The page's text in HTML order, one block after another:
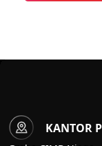
KANTOR